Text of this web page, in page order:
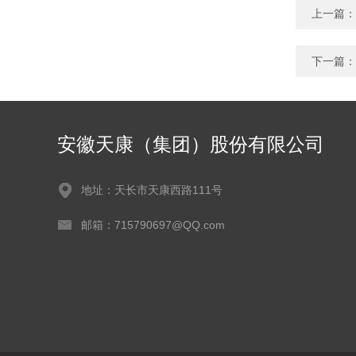
上一篇：
下一篇：
安徽天康（集团）股份有限公司
地址：天长市天康西路111号
邮箱：715790697@QQ.com